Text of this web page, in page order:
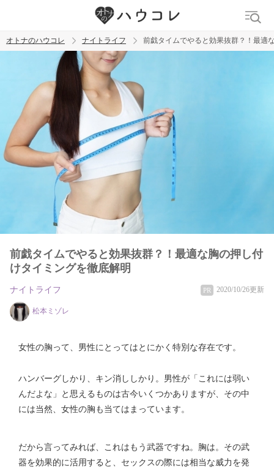
トレンド ワード
ラブグッズ 乳首 吸うやつ
オトナのハウコレ ナイトライフ 前戯タイムでやると効果抜群？！最適
前戯タイムでやると効果抜群？！最適な胸の押し付
けタイミングを徹底解明
ナイトライフ PR 2020/10/26更新
松本ミゾレ
女性の胸って、男性にとってはとにかく特別な存在です。
ハンバーグしかり、キン消ししかり。男性が「これには弱い
んだよな」と思えるものは古今いくつかありますが、その中
には当然、女性の胸も当てはまっています。
だから言ってみれば、これはもう武器ですね。胸は。その武
器を効果的に活用すると、セックスの際には相当な威力を発